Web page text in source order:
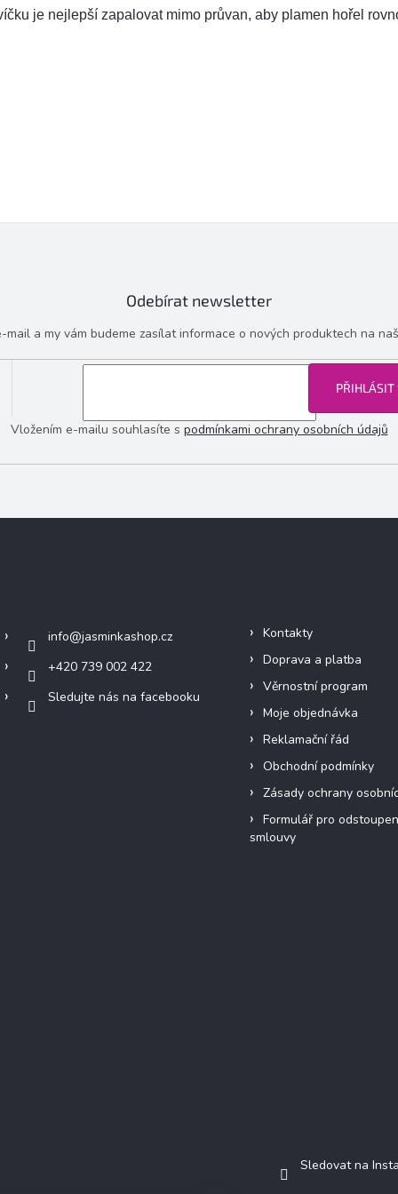
je nejlepší zapalovat mimo průvan, aby plamen hořel
Odebírat newsletter
mail a my vám budeme zasílat informace o nových produktech na
Vložením e-mailu souhlasíte s podmínkami ochrany osobních údajů
PŘIHLÁSIT
info@jasminkashop.cz
+420 739 002 422
Sledujte nás na facebooku
Kontakty
Doprava a platba
Věrnostní program
Moje objednávka
Reklamační řád
Obchodní podmínky
Zásady ochrany
Formulář pro
smlouvy
Sledovat na